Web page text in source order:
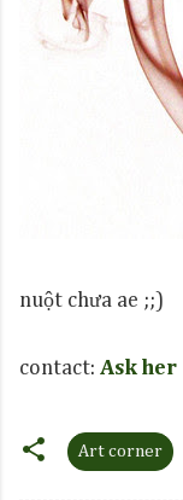
nuột chưa ae ;;)
contact: Ask her
Art corner